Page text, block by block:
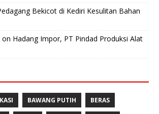
Bekicot di Kediri Kesulitan Bahan
on Hadang Impor, PT Pindad Produksi Alat
BAWANG PUTIH BERAS